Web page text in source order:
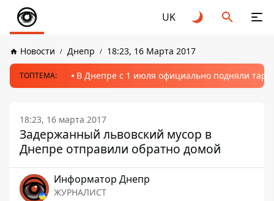
UK
Новости Днепр 18:23, 16 Марта 2017
ТОПТЕМА: В Днепре с 1 июля официально подняли
18:23, 16 марта 2017
Задержанный львовский мусор в
Днепре отправили обратно домой
Информатор Днепр
ЖУРНАЛИСТ